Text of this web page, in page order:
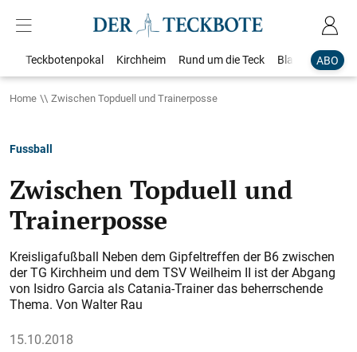
ABO
Teckbotenpokal Kirchheim Rund um die Teck Blaulicht
Home Zwischen Topduell und Trainerposse
Fussball
Zwischen Topduell und
Trainerposse
Kreisligafußball Neben dem Gipfeltreffen der B6 zwischen
der TG Kirchheim und dem TSV Weilheim II ist der Abgang
von Isidro Garcia als Catania-Trainer das beherrschende
Thema. Von Walter Rau
15.10.2018